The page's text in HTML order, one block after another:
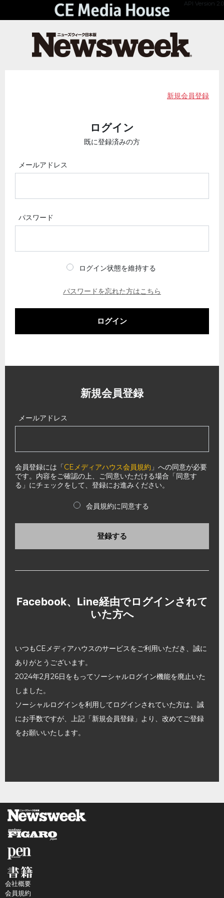
API Version 2.0
新規会員登録
ログイン
既に登録済みの方
メールアドレス
パスワード
ログイン状態を維持する
パスワードを忘れた方はこちら
ログイン
新規会員登録
メールアドレス
会員登録には「CEメディアハウス会員規約 」への同意が必要
です。内容をご確認の上、ご同意いただける場合「同意す
る」にチェックをして、登録にお進みください。
会員規約に同意する
登録する
Facebook、Line経由でログインされて
いた方へ
いつもCEメディアハウスのサービスをご利用いただき、誠に
ありがとうございます。
2024年2月26日をもってソーシャルログイン機能を廃止いた
しました。
ソーシャルログインを利用してログインされていた方は、誠
にお手数ですが、上記「新規会員登録」より、改めてご登録
をお願いいたします。
会社概要
会員規約